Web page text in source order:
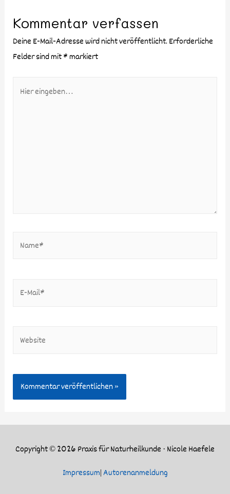
Kommentar verfassen
Deine E-Mail-Adresse wird nicht veröffentlicht.Erforderliche
Felder sind mit*markiert
Copyright © 2026Praxis für Naturheilkunde · Nicole Haefele
Impressum|Autorenanmeldung